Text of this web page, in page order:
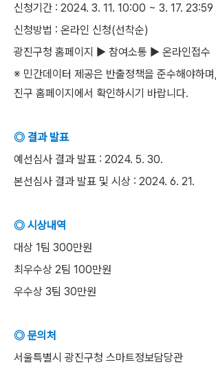
신청기간 : 2024. 3. 11. 10:00 ~ 3. 17. 23:59
신청방법 : 온라인 신청(선착순)
광진구청 홈페이지 ▶ 참여소통 ▶ 온라인접수
※ 민간데이터 제공은 반출정책을 준수해야하
진구 홈페이지에서 확인하시기 바랍니다.
◎ 결과 발표
예선심사 결과 발표 : 2024. 5. 30.
본선심사 결과 발표 및 시상 : 2024. 6. 21.
◎ 시상내역
대상 1팀 300만원
최우수상 2팀 100만원
우수상 3팀 30만원
◎ 문의처
서울특별시 광진구청 스마트정보담당관